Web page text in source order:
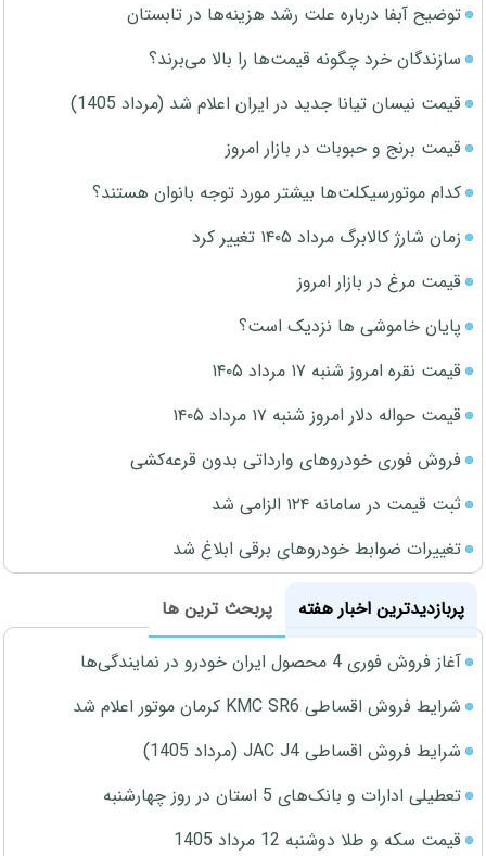
توضیح آبفا درباره علت رشد هزینه‌ها در تابستان
سازندگان خرد چگونه قیمت‌ها را بالا می‌برند؟
قیمت نیسان تیانا جدید در ایران اعلام شد (مرداد 1405)
قیمت برنج و حبوبات در بازار امروز
کدام موتورسیکلت‌ها بیشتر مورد توجه بانوان هستند؟
زمان شارژ کالابرگ مرداد ۱۴۰۵ تغییر کرد
قیمت مرغ در بازار امروز
پایان خاموشی ها نزدیک است؟
قیمت نقره امروز شنبه ۱۷ مرداد ۱۴۰۵
قیمت حواله دلار امروز شنبه ۱۷ مرداد ۱۴۰۵
فروش فوری خودروهای وارداتی بدون قرعه‌کشی
ثبت قیمت در سامانه ۱۲۴ الزامی شد
تغییرات ضوابط خودروهای برقی ابلاغ شد
پربازدیدترین اخبار هفته
پربحث ترین ها
آغاز فروش فوری 4 محصول ایران خودرو در نمایندگی‌ها
شرایط فروش اقساطی KMC SR6 کرمان موتور اعلام شد
شرایط فروش اقساطی JAC J4 (مرداد 1405)
تعطیلی ادارات و بانک‌های 5 استان در روز چهارشنبه
قیمت سکه و طلا دوشنبه 12 مرداد 1405